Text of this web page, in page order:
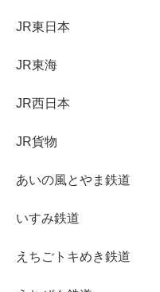
JR東日本
JR東海
JR西日本
JR貨物
あいの風とやま鉄道
いすみ鉄道
えちごトキめき鉄道